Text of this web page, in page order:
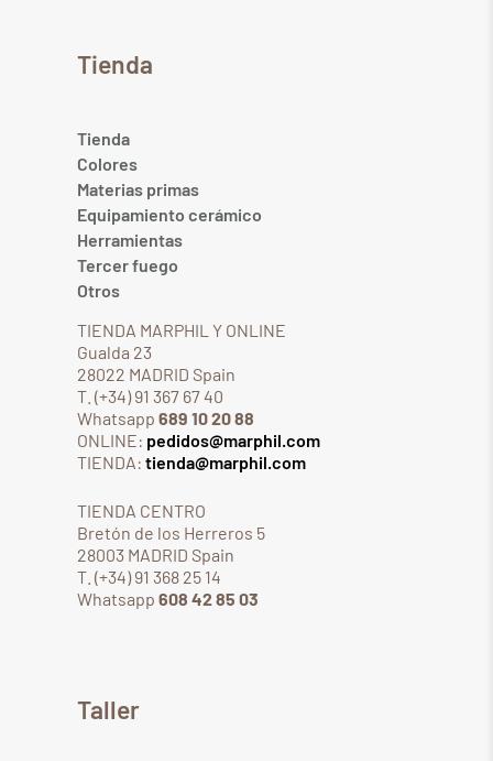
Tienda
Tienda
Colores
Materias primas
Equipamiento cerámico
Herramientas
Tercer fuego
Otros
TIENDA MARPHIL Y ONLINE
Gualda 23
28022 MADRID Spain
T. (+34) 91 367 67 40
Whatsapp 689 10 20 88
ONLINE: pedidos@marphil.com
TIENDA: tienda@marphil.com
TIENDA CENTRO
Bretón de los Herreros 5
28003 MADRID Spain
T. (+34) 91 368 25 14
Whatsapp 608 42 85 03
Taller